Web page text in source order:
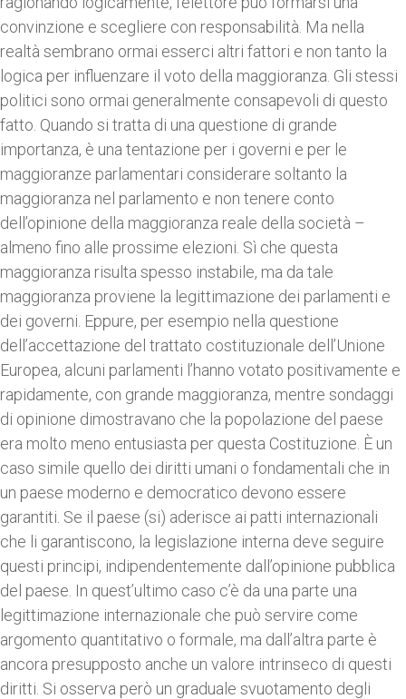
convinzione e scegliere con responsabilità. Ma nella
realtà sembrano ormai esserci altri fattori e non tanto la
logica per influenzare il voto della maggioranza. Gli stessi
politici sono ormai generalmente consapevoli di questo
fatto. Quando si tratta di una questione di grande
importanza, è una tentazione per i governi e per le
maggioranze parlamentari considerare soltanto la
maggioranza nel parlamento e non tenere conto
dell’opinione della maggioranza reale della società –
almeno fino alle prossime elezioni. Sì che questa
maggioranza risulta spesso instabile, ma da tale
maggioranza proviene la legittimazione dei parlamenti e
dei governi. Eppure, per esempio nella questione
dell’accettazione del trattato costituzionale dell’Unione
Europea, alcuni parlamenti l’hanno votato positivamente e
rapidamente, con grande maggioranza, mentre sondaggi
di opinione dimostravano che la popolazione del paese
era molto meno entusiasta per questa Costituzione. È un
caso simile quello dei diritti umani o fondamentali che in
un paese moderno e democratico devono essere
garantiti. Se il paese (si) aderisce ai patti internazionali
che li garantiscono, la legislazione interna deve seguire
questi principi, indipendentemente dall’opinione pubblica
del paese. In quest’ultimo caso c’è da una parte una
legittimazione internazionale che può servire come
argomento quantitativo o formale, ma dall’altra parte è
ancora presupposto anche un valore intrinseco di questi
diritti. Si osserva però un graduale svuotamento degli